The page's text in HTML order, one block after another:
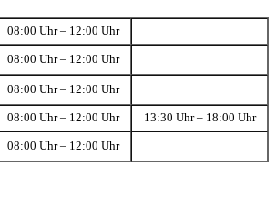
08:00 Uhr – 12:00 Uhr
08:00 Uhr – 12:00 Uhr
08:00 Uhr – 12:00 Uhr
08:00 Uhr – 12:00 Uhr 13:30 Uhr – 18:00 Uhr
08:00 Uhr – 12:00 Uhr